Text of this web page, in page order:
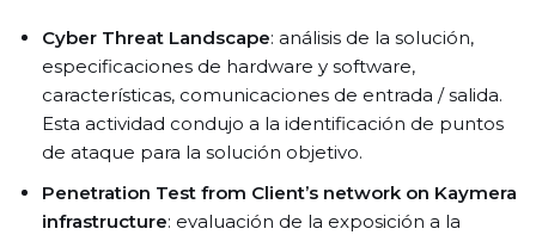
Cyber Threat Landscape​: análisis de la solución,
especificaciones de hardware y software,
características, comunicaciones de entrada / salida.
Esta actividad condujo a la identificación de puntos
de ataque para la solución objetivo.
Penetration Test from Client’s network on Kaymera
infrastructure: evaluación de la exposición a la